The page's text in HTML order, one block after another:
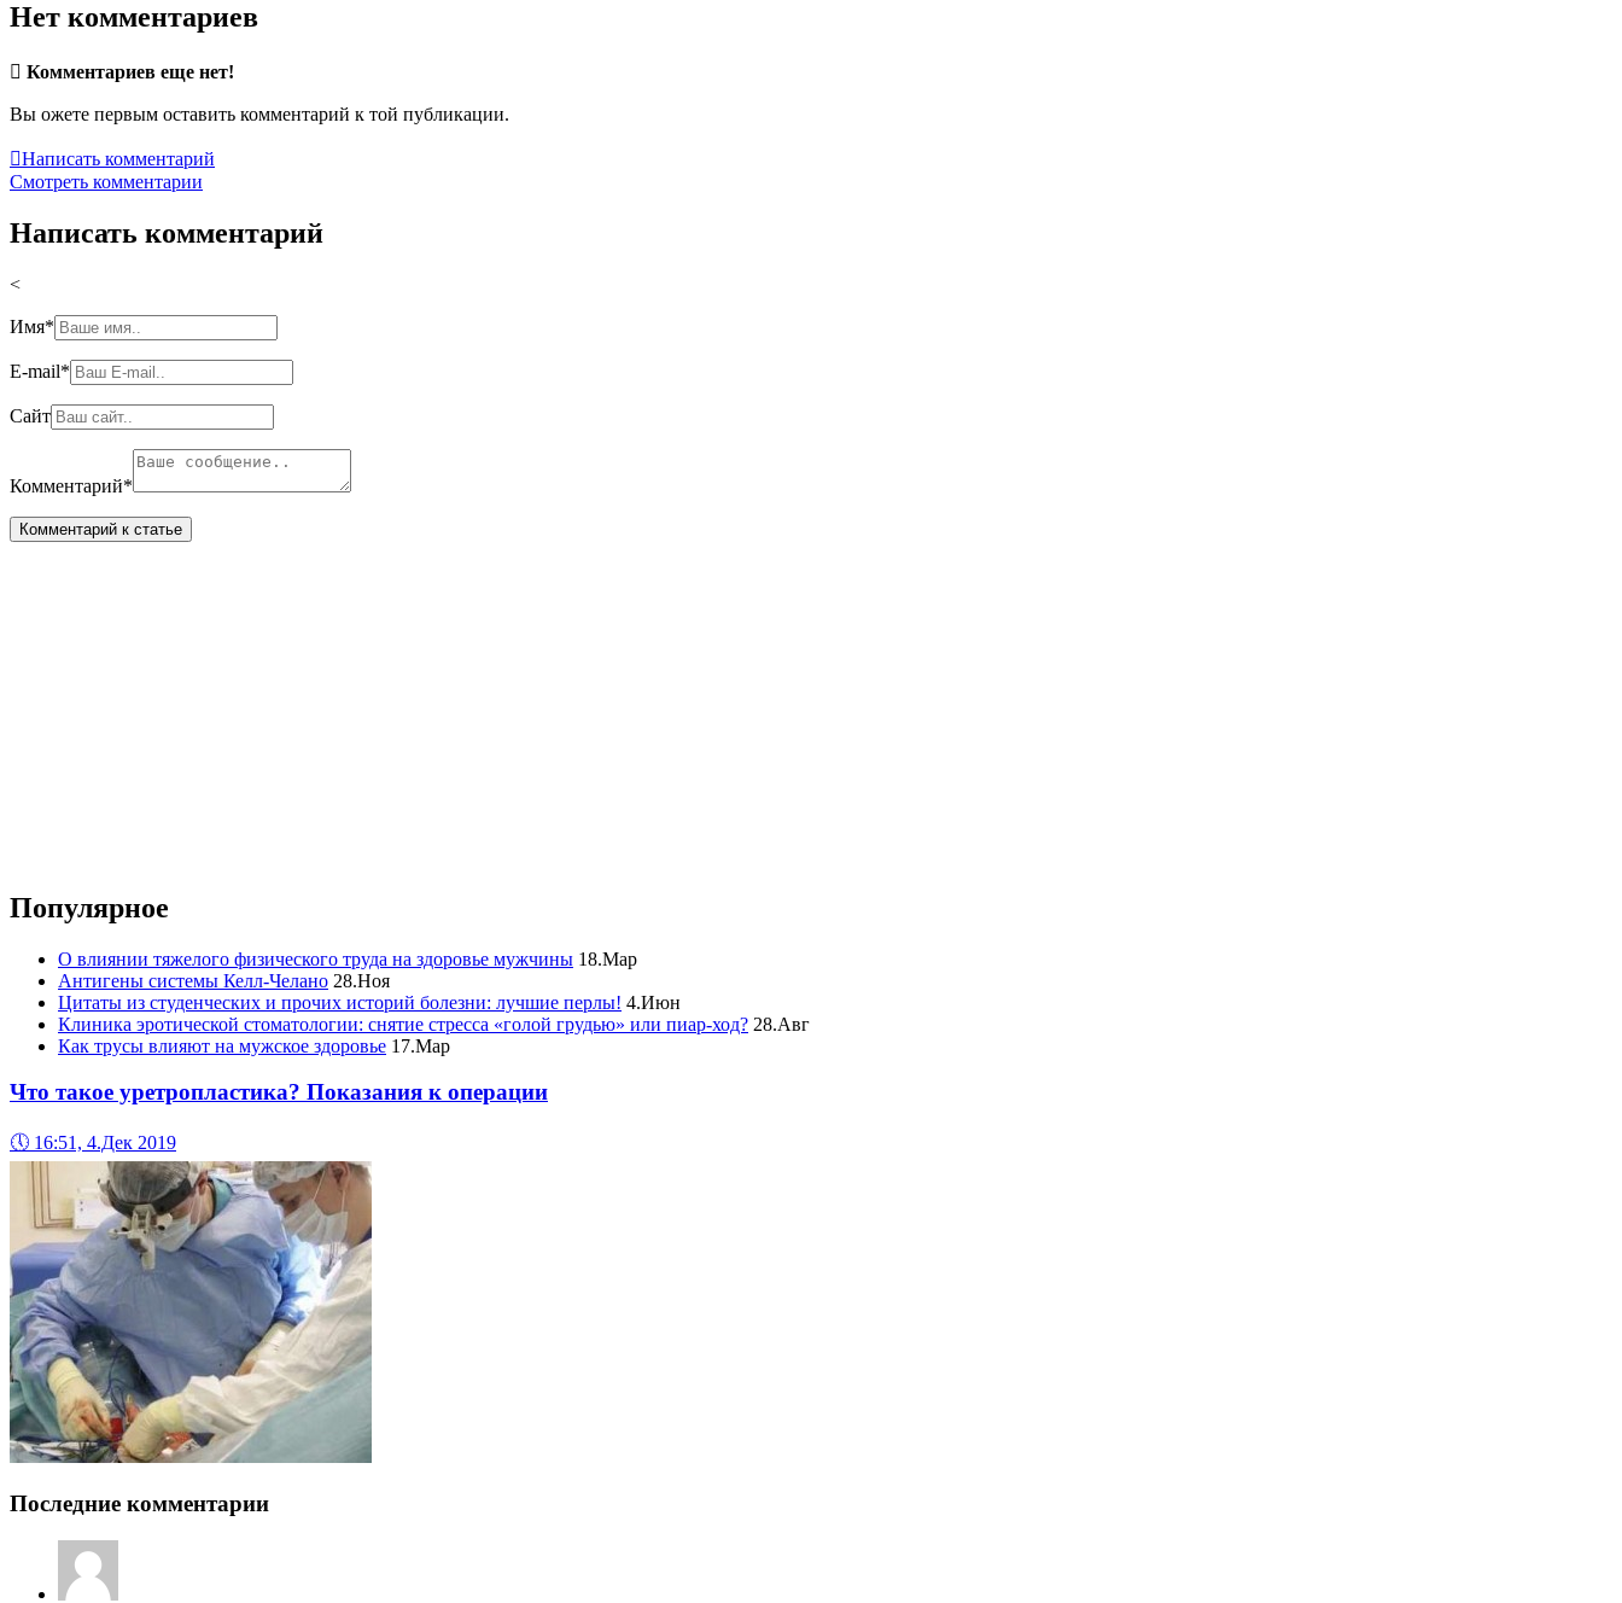
Нет комментариев
 Комментариев еще нет!
Вы ожете первым оставить комментарий к той публикации.
Написать комментарий
Смотреть комментарии
Написать комментарий
<
Имя*
E-mail*
Сайт
Комментарий*
Популярное
О влиянии тяжелого физического труда на здоровье мужчины 18.Мар
Антигены системы Келл-Челано 28.Ноя
Цитаты из студенческих и прочих историй болезни: лучшие перлы! 4.Июн
Клиника эротической стоматологии: снятие стресса «голой грудью» или пиар-ход? 28.Авг
Как трусы влияют на мужское здоровье 17.Мар
Что такое уретропластика? Показания к операции
🕔 16:51, 4.Дек 2019
Последние комментарии